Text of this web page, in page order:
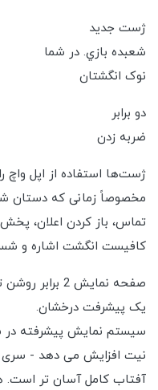
ژست جدید
شعبده بازي. در شما
نوک انگشتان
دو برابر
ضربه زدن
ژست‌ها استفاده از اپل واچ
مخصوصاً زمانی که دستان
تماس، باز کردن اعلان،
کافیست انگشت اشاره و
صفحه نمایش 2 برابر روشن تر
یک پیشرفت درخشان.
آفتاب کامل آسان تر است.